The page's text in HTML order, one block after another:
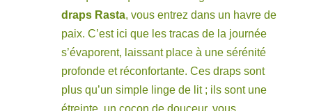
draps Rasta, vous entrez dans un havre de
paix. C’est ici que les tracas de la journée
s’évaporent, laissant place à une sérénité
profonde et réconfortante. Ces draps sont
plus qu’un simple linge de lit ; ils sont une
étreinte, un cocon de douceur, vous